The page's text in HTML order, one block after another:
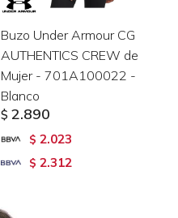
Buzo Under Armour CG
AUTHENTICS CREW de
Mujer - 701A100022 -
Blanco
$ 2.890
$ 2.023
$ 2.312